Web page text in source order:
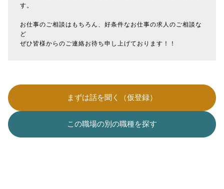
す。
お仕事のご相談はもちろん、好条件なお仕事の求人のご相談な
ど
ぜひ皆様からのご連絡お待ち申し上げております！！
まずは話を聞く（仮登録）
この職場の別の職種を探す